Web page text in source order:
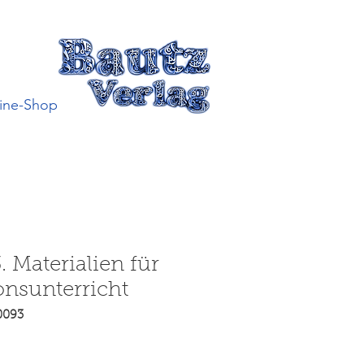
Shop
Materialien für